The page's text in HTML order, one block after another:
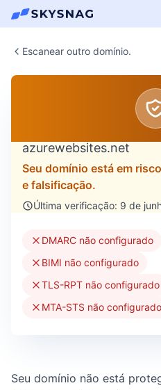
Escanear outro domínio.
azurewebsites.net
Seu domínio está em
e falsificação.
Última verificação: 9 de
DMARC não configurado
BIMI não configurado
TLS-RPT não configurado
MTA-STS não configurado
Seu domínio não está